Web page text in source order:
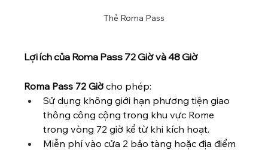
Thẻ Roma Pass
Lợi ích của Roma Pass 72 Giờ và 48 Giờ
Roma Pass 72 Giờ cho phép:
Sử dụng không giới hạn phương tiện giao
thông công cộng trong khu vực Rome
trong vòng 72 giờ kể từ khi kích hoạt.
Miễn phí vào cửa 2 bảo tàng hoặc địa điểm